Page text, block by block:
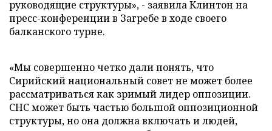
руководящие структуры», - заявила Клинтон на
пресс-конференции в Загребе в ходе своего
балканского турне.
«Мы совершенно четко дали понять, что
Сирийский национальный совет не может более
рассматриваться как зримый лидер оппозиции.
СНС может быть частью большой оппозиционной
структуры, но она должна включать и людей,